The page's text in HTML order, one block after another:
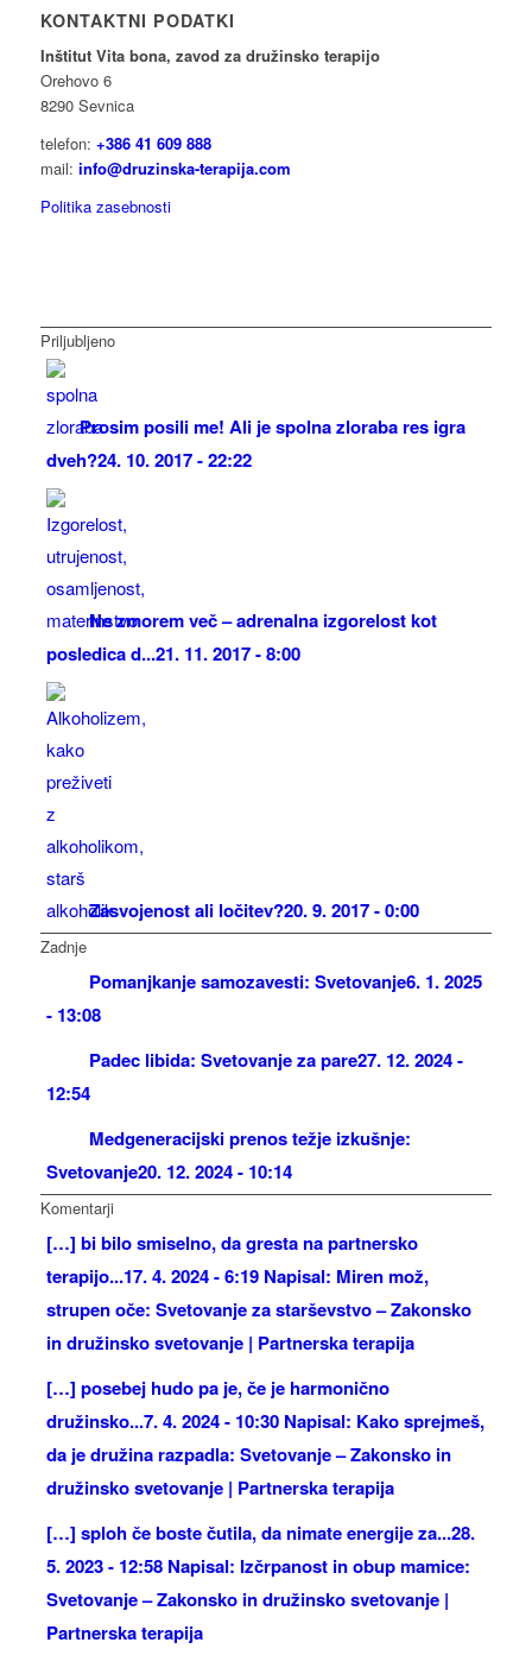
KONTAKTNI PODATKI
Inštitut Vita bona, zavod za družinsko terapijo
Orehovo 6
8290 Sevnica
telefon: +386 41 609 888
mail: info@druzinska-terapija.com
Politika zasebnosti
Priljubljeno
Prosim posili me! Ali je spolna zloraba res igra
dveh?24. 10. 2017 - 22:22
Ne zmorem več – adrenalna izgorelost kot
posledica d...21. 11. 2017 - 8:00
Zasvojenost ali ločitev?20. 9. 2017 - 0:00
Zadnje
Pomanjkanje samozavesti: Svetovanje6. 1. 2025
- 13:08
Padec libida: Svetovanje za pare27. 12. 2024 -
12:54
Medgeneracijski prenos težje izkušnje:
Svetovanje20. 12. 2024 - 10:14
Komentarji
[…] bi bilo smiselno, da gresta na partnersko
terapijo...17. 4. 2024 - 6:19 Napisal: Miren mož,
strupen oče: Svetovanje za starševstvo – Zakonsko
in družinsko svetovanje | Partnerska terapija
[…] posebej hudo pa je, če je harmonično
družinsko...7. 4. 2024 - 10:30 Napisal: Kako sprejmeš,
da je družina razpadla: Svetovanje – Zakonsko in
družinsko svetovanje | Partnerska terapija
[…] sploh če boste čutila, da nimate energije za...28.
5. 2023 - 12:58 Napisal: Izčrpanost in obup mamice:
Svetovanje – Zakonsko in družinsko svetovanje |
Partnerska terapija